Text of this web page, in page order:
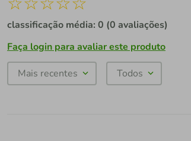
classificação média: 0 (0 avaliações)
Faça login para avaliar este produto
Mais recentes Todos